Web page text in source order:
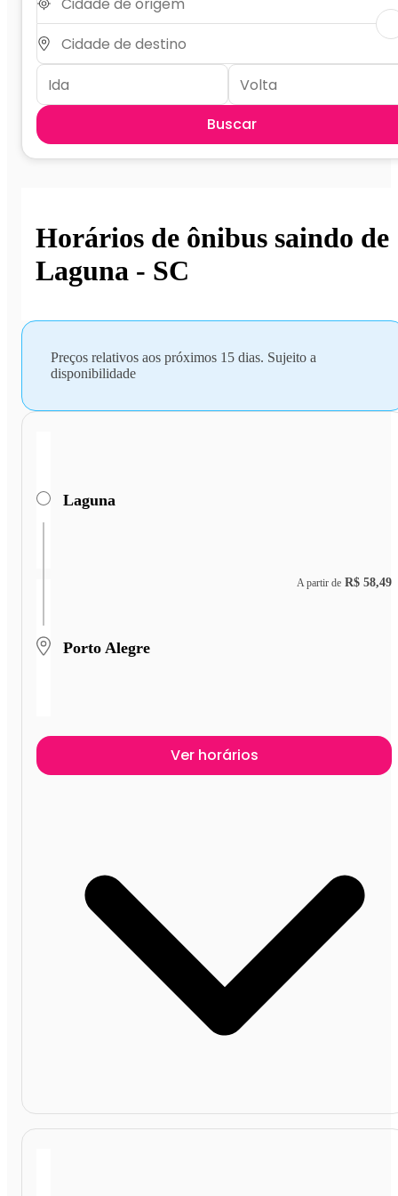
Buscar
Horários de ônibus saindo de
Laguna - SC
Preços relativos aos próximos 15 dias. Sujeito a
disponibilidade
Laguna
Porto Alegre
A partir de R$ 58,49
Ver horários